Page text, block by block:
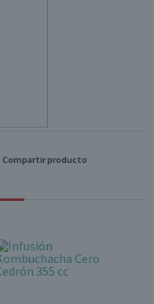
Compartir producto